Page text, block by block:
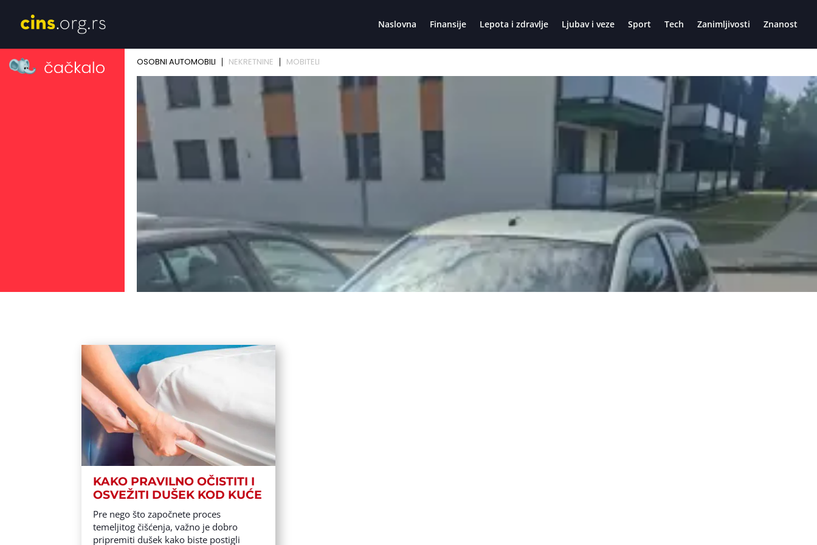
Naslovna Finansije Lepota i zdravlje Ljubav i veze Sport Tech Zanimljivosti Znanost
KAKO PRAVILNO OČISTITI I
OSVEŽITI DUŠEK KOD KUĆE
Pre nego što započnete proces
temeljitog čišćenja, važno je dobro
pripremiti dušek kako biste postigli